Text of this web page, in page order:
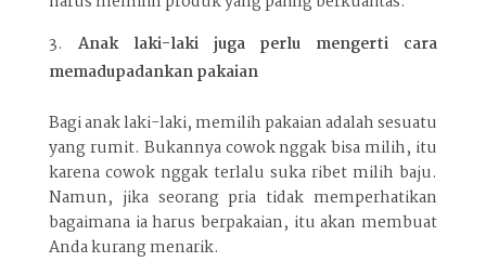
Anak laki-laki juga perlu mengerti cara
memadupadankan pakaian
Bagi anak laki-laki, memilih pakaian adalah sesuatu
yang rumit. Bukannya cowok nggak bisa milih, itu
karena cowok nggak terlalu suka ribet milih baju.
Namun, jika seorang pria tidak memperhatikan
bagaimana ia harus berpakaian, itu akan membuat
Anda kurang menarik.